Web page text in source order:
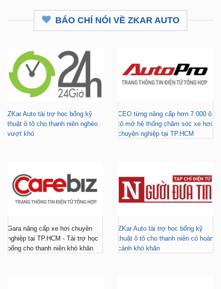
BÁO CHÍ NÓI VỀ ZKAR AUTO
ZKar Auto tài trợ học bổng kỹ
thuật ô tô cho thanh niên nghèo
vượt khó
CEO từng nâng cấp hơn 7.000 ô
tô mở hệ thống chăm sóc xe hơi
chuyên nghiệp tại TP.HCM
Gara nâng cấp xe hơi chuyên
nghiệp tại TP.HCM - Tài trợ học
bổng cho thanh niên khó khăn
ZKar Auto tài trợ học bổng kỹ
thuật ô tô cho thanh niên có hoàn
cảnh khó khăn